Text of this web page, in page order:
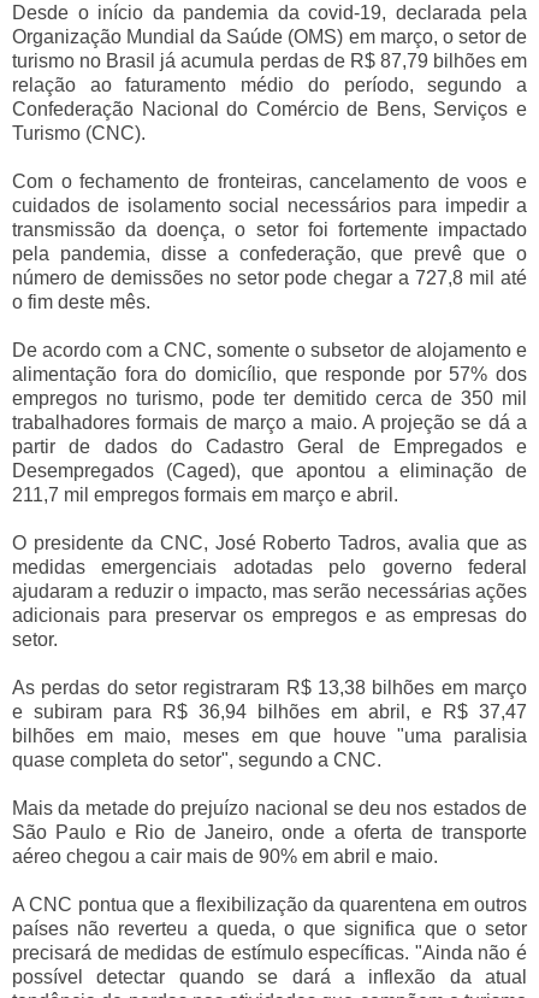
Desde o início da pandemia da covid-19, declarada pela
Organização Mundial da Saúde (OMS) em março, o setor de
turismo no Brasil já acumula perdas de R$ 87,79 bilhões em
relação ao faturamento médio do período, segundo a
Confederação Nacional do Comércio de Bens, Serviços e
Turismo (CNC).
Com o fechamento de fronteiras, cancelamento de voos e
cuidados de isolamento social necessários para impedir a
transmissão da doença, o setor foi fortemente impactado
pela pandemia, disse a confederação, que prevê que o
número de demissões no setor pode chegar a 727,8 mil até
o fim deste mês.
De acordo com a CNC, somente o subsetor de alojamento e
alimentação fora do domicílio, que responde por 57% dos
empregos no turismo, pode ter demitido cerca de 350 mil
trabalhadores formais de março a maio. A projeção se dá a
partir de dados do Cadastro Geral de Empregados e
Desempregados (Caged), que apontou a eliminação de
211,7 mil empregos formais em março e abril.
O presidente da CNC, José Roberto Tadros, avalia que as
medidas emergenciais adotadas pelo governo federal
ajudaram a reduzir o impacto, mas serão necessárias ações
adicionais para preservar os empregos e as empresas do
setor.
As perdas do setor registraram R$ 13,38 bilhões em março
e subiram para R$ 36,94 bilhões em abril, e R$ 37,47
bilhões em maio, meses em que houve "uma paralisia
quase completa do setor", segundo a CNC.
Mais da metade do prejuízo nacional se deu nos estados de
São Paulo e Rio de Janeiro, onde a oferta de transporte
aéreo chegou a cair mais de 90% em abril e maio.
A CNC pontua que a flexibilização da quarentena em outros
países não reverteu a queda, o que significa que o setor
precisará de medidas de estímulo específicas. "Ainda não é
possível detectar quando se dará a inflexão da atual